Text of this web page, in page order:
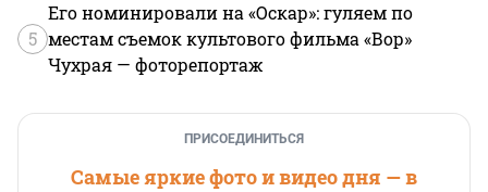
5
Его номинировали на «Оскар»: гуляем по
местам съемок культового фильма «Вор»
Чухрая — фоторепортаж
ПРИСОЕДИНИТЬСЯ
Самые яркие фото и видео дня — в